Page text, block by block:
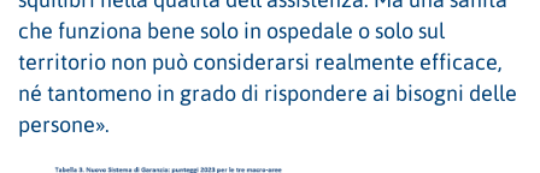
che funziona bene solo in ospedale o solo sul
territorio non può considerarsi realmente efficace,
né tantomeno in grado di rispondere ai bisogni delle
persone».